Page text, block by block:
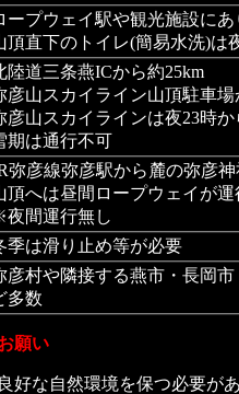
ープウェイ駅や観光施設に
頂直下のトイレ(簡易水洗)は
陸道三条燕ICから約25km
彦山スカイライン山頂駐車
彦山スカイラインは夜23時
期は通行不可
弥彦線弥彦駅から麓の弥彦
頂へは昼間ロープウェイが
間運行無し
季は滑り止め等が必要
彦村や隣接する燕市・長岡
多数
願い
好な自然環境を保つ必要が